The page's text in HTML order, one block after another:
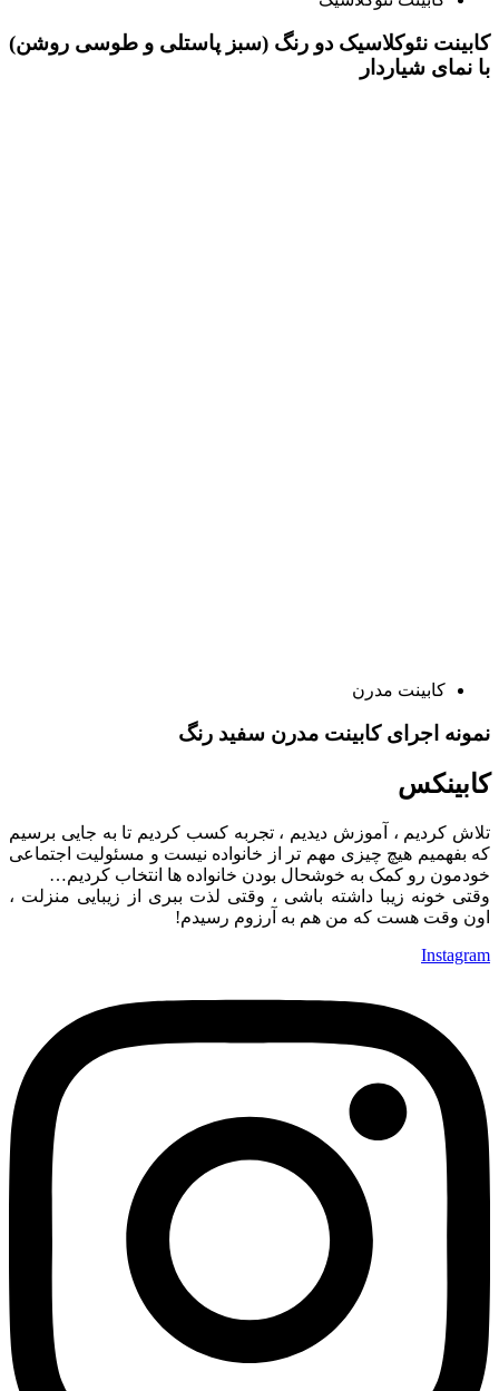
کابینت نئوکلاسیک دو رنگ (سبز پاستلی و طوسی روشن)
با نمای شیاردار
کابینت مدرن
نمونه اجرای کابینت مدرن سفید رنگ
کابینکس
تلاش کردیم ، آموزش دیدیم ، تجربه کسب کردیم تا به جایی برسیم
که بفهمیم هیچ چیزی مهم تر از خانواده نیست و مسئولیت اجتماعی
خودمون رو کمک به خوشحال بودن خانواده ها انتخاب کردیم…
وقتی خونه زیبا داشته باشی ، وقتی لذت ببری از زیبایی منزلت ،
اون وقت هست که من هم به آرزوم رسیدم!
Instagram